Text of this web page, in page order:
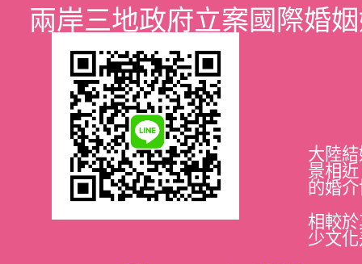
兩岸三地政府立案國際婚
大陸
景相
的婚
相較
少文